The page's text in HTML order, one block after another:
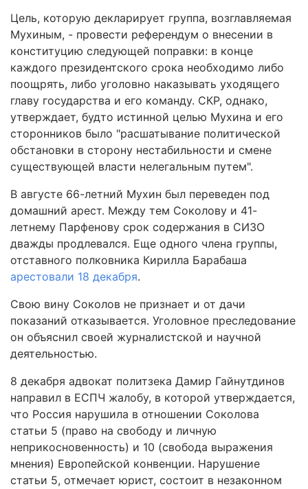
Цель, которую декларирует группа, возглавляемая
Мухиным, - провести референдум о внесении в
конституцию следующей поправки: в конце
каждого президентского срока необходимо либо
поощрять, либо уголовно наказывать уходящего
главу государства и его команду. СКР, однако,
утверждает, будто истинной целью Мухина и его
сторонников было "расшатывание политической
обстановки в сторону нестабильности и смене
существующей власти нелегальным путем".
В августе 66-летний Мухин был переведен под
домашний арест. Между тем Соколову и 41-
летнему Парфенову срок содержания в СИЗО
дважды продлевался. Еще одного члена группы,
отставного полковника Кирилла Барабаша
арестовали 18 декабря.
Свою вину Соколов не признает и от дачи
показаний отказывается. Уголовное преследование
он объяснил своей журналистской и научной
деятельностью.
8 декабря адвокат политзека Дамир Гайнутдинов
направил в ЕСПЧ жалобу, в которой утверждается,
что Россия нарушила в отношении Соколова
статьи 5 (право на свободу и личную
неприкосновенность) и 10 (свобода выражения
мнения) Европейской конвенции. Нарушение
статьи 5, отмечает юрист, состоит в незаконном